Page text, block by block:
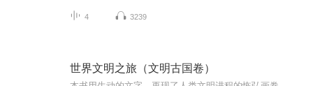
4 3239
世界文明之旅（文明古国卷）